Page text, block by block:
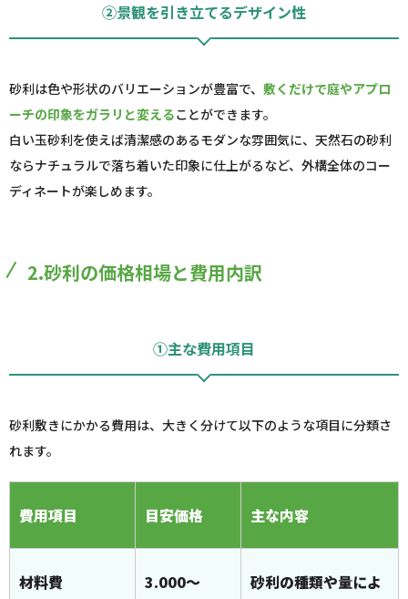
②景観を引き立てるデザイン性
砂利は色や形状のバリエーションが豊富で、 敷くだけで庭やアプロ
ーチの印象をガラリと変えることができます。
白い玉砂利を使えば清潔感のあるモダンな雰囲気に、天然石の砂利
ならナチュラルで落ち着いた印象に仕上がるなど、外構全体のコー
ディネートが楽しめます。
2.砂利の価格相場と費用内訳
①主な費用項目
砂利敷きにかかる費用は、大きく分けて以下のような項目に分類さ
れます。
費用項目 目安価格 主な内容
材料費
3.000～
砂利の種類や量によ